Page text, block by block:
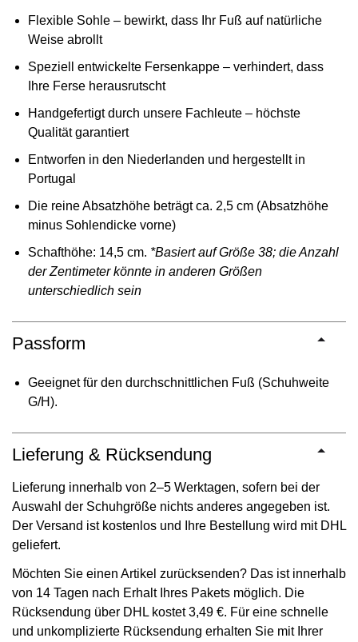
Flexible Sohle – bewirkt, dass Ihr Fuß auf natürliche
Weise abrollt
Speziell entwickelte Fersenkappe – verhindert, dass
Ihre Ferse herausrutscht
Handgefertigt durch unsere Fachleute – höchste
Qualität garantiert
Entworfen in den Niederlanden und hergestellt in
Portugal
Die reine Absatzhöhe beträgt ca. 2,5 cm (Absatzhöhe
minus Sohlendicke vorne)
Schafthöhe: 14,5 cm. *Basiert auf Größe 38; die Anzahl
der Zentimeter könnte in anderen Größen
unterschiedlich sein
Passform
Geeignet für den durchschnittlichen Fuß (Schuhweite
G/H).
Lieferung & Rücksendung
Lieferung innerhalb von 2–5 Werktagen, sofern bei der
Auswahl der Schuhgröße nichts anderes angegeben ist.
Der Versand ist kostenlos und Ihre Bestellung wird mit DHL
geliefert.
Möchten Sie einen Artikel zurücksenden? Das ist innerhalb
von 14 Tagen nach Erhalt Ihres Pakets möglich. Die
Rücksendung über DHL kostet 3,49 €. Für eine schnelle
und unkomplizierte Rücksendung erhalten Sie mit Ihrer